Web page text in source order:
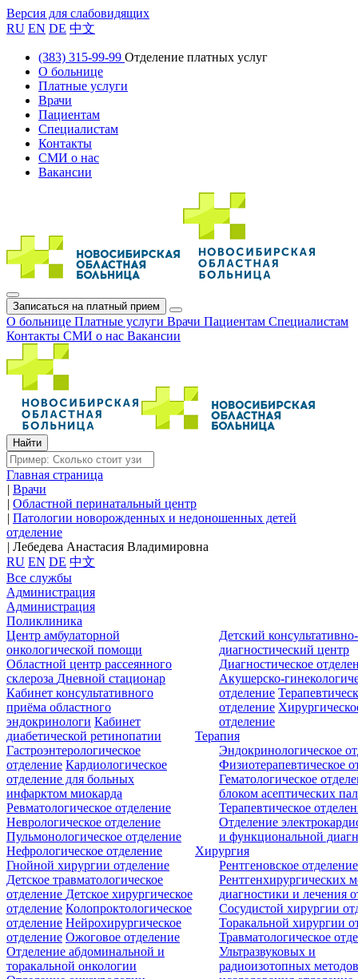
Версия для слабовидящих
RU EN DE 中文
(383) 315-99-99 Отделение платных услуг
О больнице
Платные услуги
Врачи
Пациентам
Специалистам
Контакты
СМИ о нас
Вакансии
Записаться на платный прием
О больнице Платные услуги Врачи Пациентам Специалистам
Контакты СМИ о нас Вакансии
Главная страница
| Врачи
| Областной перинатальный центр
| Патологии новорожденных и недоношенных детей
отделение
| Лебедева Анастасия Владимировна
RU EN DE 中文
Все службы
Администрация
Администрация
Поликлиника
Центр амбулаторной
онкологической помощи
Областной центр рассеянного
склероза Дневной стационар
Кабинет консультативного
приёма областного
эндокринологи Кабинет
диабетической ретинопатии
Детский консультативно-
диагностический центр
Диагностическое
Акушерско-
отделение
отделение
отделение
Терапия
Гастроэнтерологическое
отделение Кардиологическое
отделение для больных
инфарктом миокарда
Ревматологическое отделение
Неврологическое отделение
Пульмонологическое отделение
Нефрологическое отделение
Эндокринологическое
Физиотерапевтическое
Гематологическое
блоком асептических
Терапевтическое
Отделение
и функциональной
Хирургия
Гнойной хирургии отделение
Детское травматологическое
отделение Детское хирургическое
отделение Колопроктологическое
отделение Нейрохирургическое
отделение Ожоговое отделение
Отделение абдоминальной и
торакальной онкологии
Рентгеновское отделение
Рентгенхирургических
диагностики и лечения
Сосудистой хирургии
Торакальной хирургии
Травматологическое
Ультразвуковых и
радиоизотопных